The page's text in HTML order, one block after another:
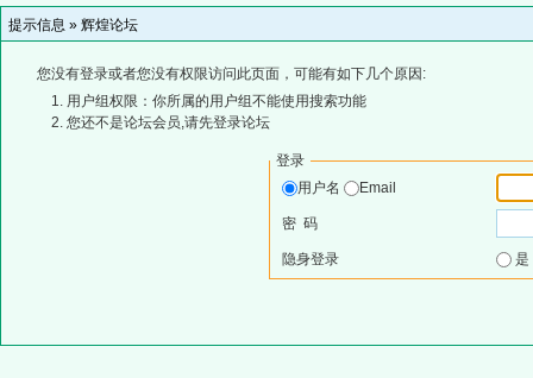
提示信息 » 辉煌论坛
您没有登录或者您没有权限访问此页面，可能有如下几个原因:
用户组权限：你所属的用户组不能使用搜索功能
您还不是论坛会员,请先登录论坛
登录
用户名
Email
密 码
隐身登录